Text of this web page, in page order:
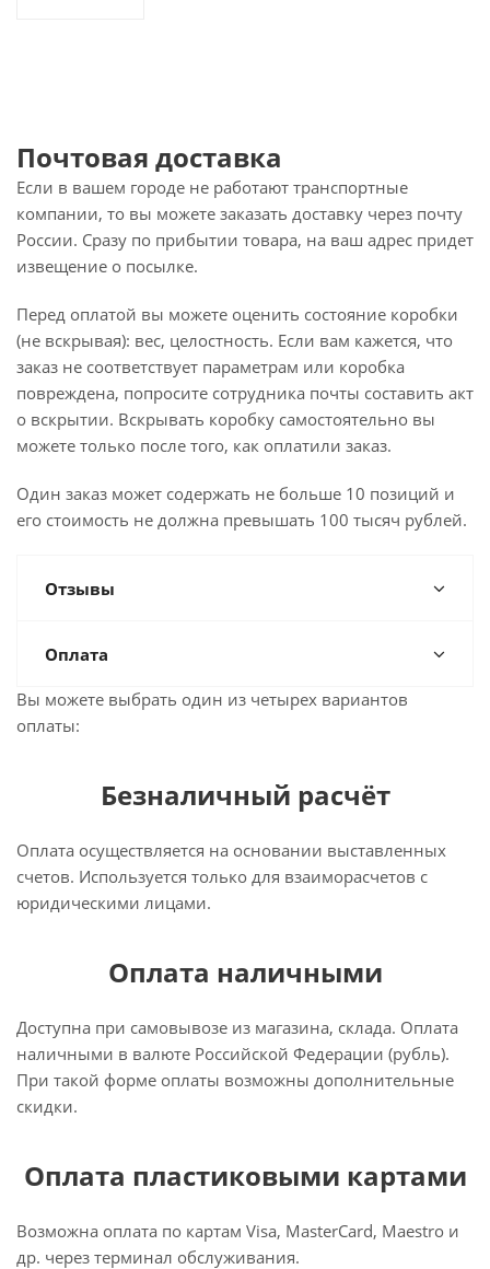
Почтовая доставка
Если в вашем городе не работают транспортные
компании, то вы можете заказать доставку через почту
России. Сразу по прибытии товара, на ваш адрес придет
извещение о посылке.
Перед оплатой вы можете оценить состояние коробки
(не вскрывая): вес, целостность. Если вам кажется, что
заказ не соответствует параметрам или коробка
повреждена, попросите сотрудника почты составить акт
о вскрытии. Вскрывать коробку самостоятельно вы
можете только после того, как оплатили заказ.
Один заказ может содержать не больше 10 позиций и
его стоимость не должна превышать 100 тысяч рублей.
Отзывы
Оплата
Вы можете выбрать один из четырех вариантов
оплаты:
Безналичный расчёт
Оплата осуществляется на основании выставленных
счетов. Используется только для взаиморасчетов с
юридическими лицами.
Оплата наличными
Доступна при самовывозе из магазина, склада. Оплата
наличными в валюте Российской Федерации (рубль).
При такой форме оплаты возможны дополнительные
скидки.
Оплата пластиковыми картами
Возможна оплата по картам Visa, MasterCard, Maestro и
др. через терминал обслуживания.